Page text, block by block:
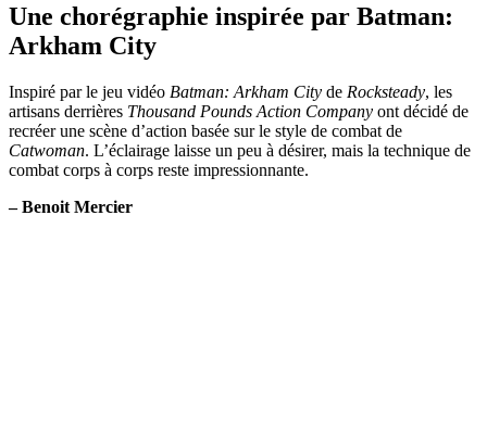
Une chorégraphie inspirée par Batman:
Arkham City
Inspiré par le jeu vidéo Batman: Arkham City de Rocksteady, les
artisans derrières Thousand Pounds Action Company ont décidé de
recréer une scène d’action basée sur le style de combat de
Catwoman. L’éclairage laisse un peu à désirer, mais la technique de
combat corps à corps reste impressionnante.
– Benoit Mercier